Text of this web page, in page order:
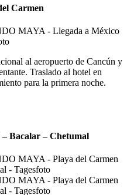
Carmen
al aeropuerto de Cancún y
Traslado al hotel en
para la primera noche.
Bacalar – Chetumal